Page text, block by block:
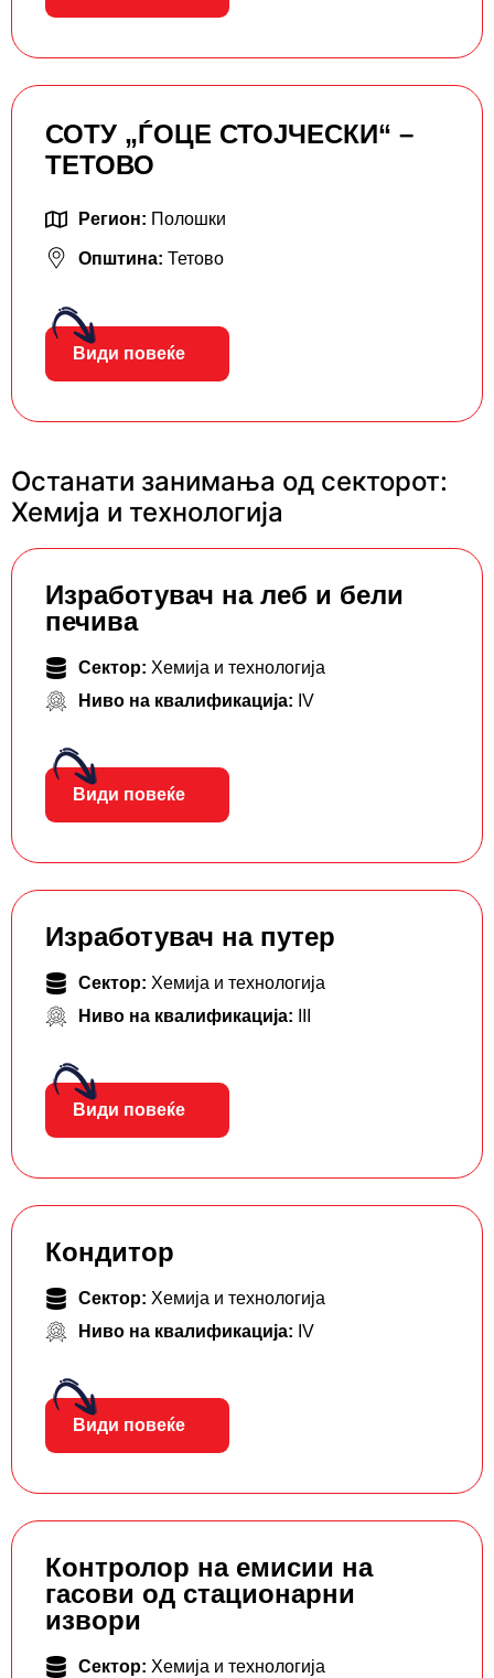
СОТУ „ЃОЦЕ СТОЈЧЕСКИ“ –
ТЕТОВО
Регион: Полошки
Општина: Тетово
Види повеќе
Останати занимања од секторот:
Хемија и технологија
Изработувач на леб и бели
печива
Сектор: Хемија и технологија
Ниво на квалификација: IV
Види повеќе
Изработувач на путер
Сектор: Хемија и технологија
Ниво на квалификација:
Види повеќе
Кондитор
Сектор: Хемија и технологија
Ниво на квалификација: IV
Види повеќе
Контролор на емисии на
гасови од стационарни
извори
Сектор: Хемија и технологија